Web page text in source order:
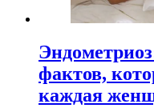
фактов,
каждая